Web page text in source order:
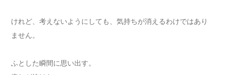
けれど、考えないようにしても、気持ちが消えるわけではあり
ません。
ふとした瞬間に思い出す。